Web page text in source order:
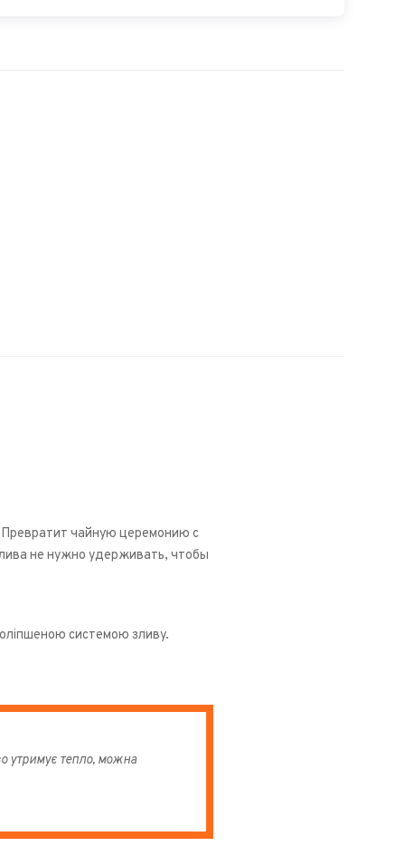
Превратит чайную церемонию с
не нужно удерживать, чтобы
системою зливу.
утримує тепло, можна